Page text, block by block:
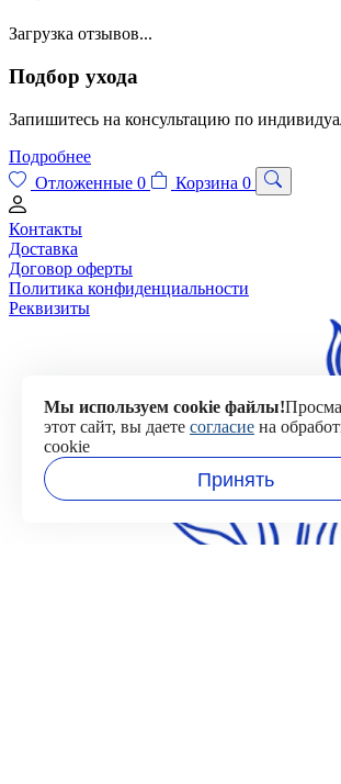
Загрузка отзывов...
Подбор ухода
Запишитесь на консультацию по
Подробнее
Отложенные 0 Корзина 0
Контакты
Доставка
Договор оферты
Политика конфиденциальности
Реквизиты
Мы используем cookie файлы!
этот сайт, вы даете согласие на
cookie
Принять